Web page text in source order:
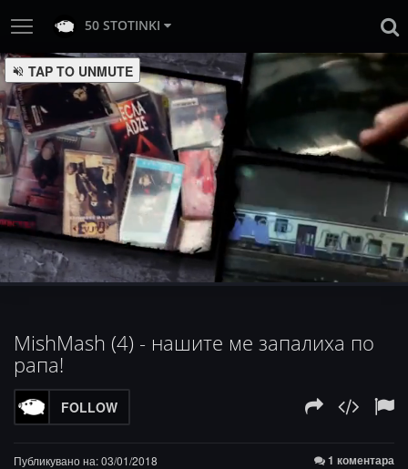
50 STOTINKI
TAP TO UNMUTE
Unmute Loaded
0%
0%
MishMash (4) - нашите ме запалиха по
рапа!
FOLLOW
Публикувано на: 03/01/2018 1 коментара